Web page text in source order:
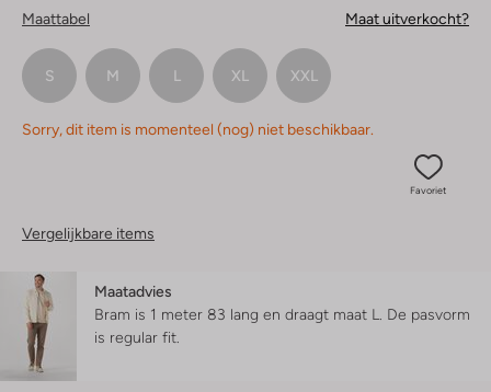
Maattabel Maat uitverkocht?
S M L XL XXL
Sorry, dit item is momenteel (nog) niet beschikbaar.
Favoriet
Vergelijkbare items
Maatadvies
Bram is 1 meter 83 lang en draagt maat L. De pasvorm
is regular fit